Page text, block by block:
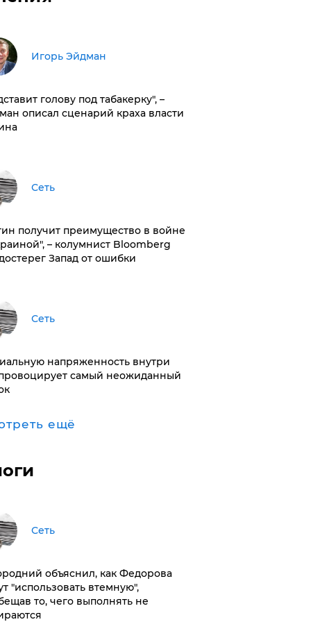
Игорь Эйдман
голову под табакерку", –
описал сценарий краха власти
Сеть
получит преимущество в войне
– колумнист Bloomberg
Запад от ошибки
Сеть
напряженность внутри
самый неожиданный
ещё
Сеть
объяснил, как Федорова
"использовать втемную",
то, чего выполнять не